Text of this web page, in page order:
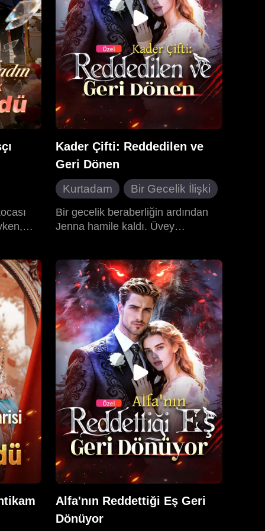
bir kariyer inşa etti ve sevdiklerini
refah dolu, mutlu bir geleceğe
taşıdı.
Ona
hiç
Kader Çifti: Reddedilen ve
Geri Dönen
Kurtadam
Bir Gecelik İlişki
Yanlış Anlama
Bebekler
HE
Batı Fantazisi
Bir gecelik beraberliğin ardından
Jenna hamile kaldı. Üvey
kalkıştı. Bu sırada Carl ise Jenna
ile herhangi bir ilişkisi olduğunu
kesinlikle reddetti... Doğmamış
çocuğuyla kaçmaya zorlanan
Jenna, tek başına dünyayı dolaştı.
Beş yıl sonra, tesadüfi bir
karşılaşma, aslında birbirlerinin
kadim çift olduğu şok edici gerçeği
ortaya çıkardı.
Alfa'nın Reddettiği Eş Geri
Dönüyor